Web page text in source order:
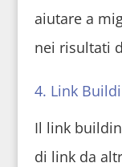
aiutare a
nei risultati
4. Link
Il link
di link da